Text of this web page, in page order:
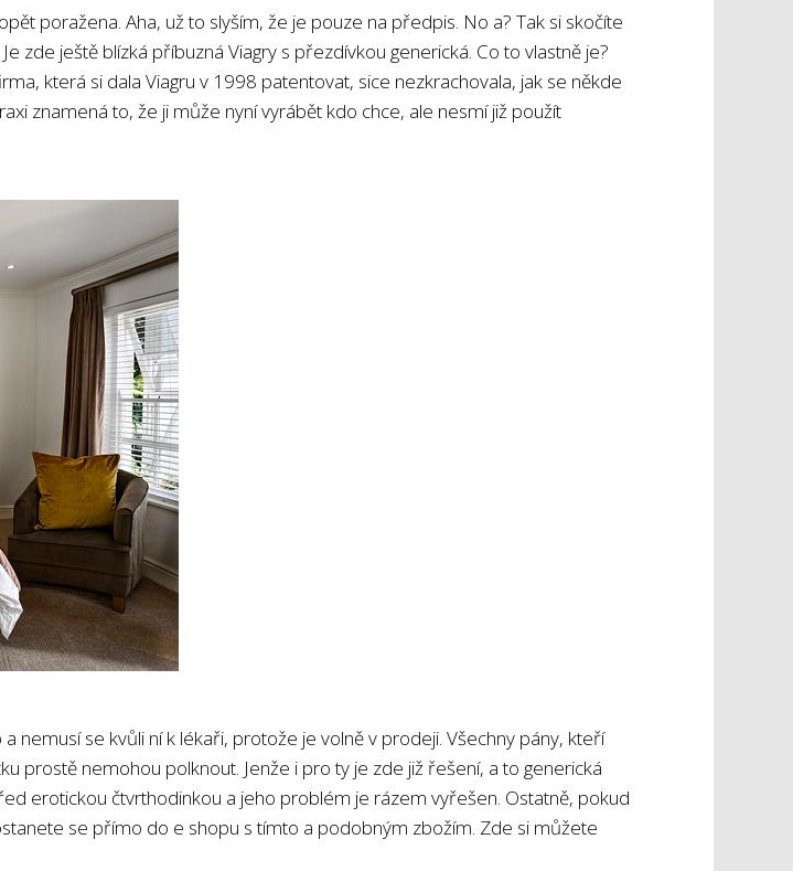
poražena. Aha, už to slyším, že je pouze na předpis. No a? Tak si skočíte
zde ještě blízká příbuzná Viagry s přezdívkou generická. Co to vlastně je?
která si dala Viagru v 1998 patentovat, sice nezkrachovala, jak se někde
znamená to, že ji může nyní vyrábět kdo chce, ale nesmí již použít
nemusí se kvůli ní k lékaři, protože je volně v prodeji. Všechny pány, kteří
prostě nemohou polknout. Jenže i pro ty je zde již řešení, a to generická
erotickou čtvrthodinkou a jeho problém je rázem vyřešen. Ostatně, pokud
se přímo do e shopu s tímto a podobným zbožím. Zde si můžete